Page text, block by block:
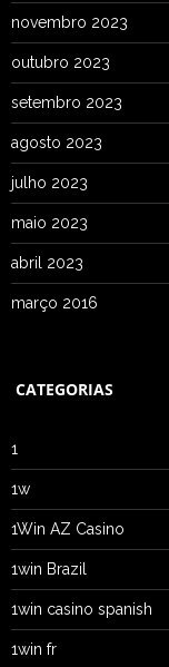
novembro 2023
outubro 2023
setembro 2023
agosto 2023
julho 2023
maio 2023
abril 2023
março 2016
CATEGORIAS
1
1w
1Win AZ Casino
1win Brazil
1win casino spanish
1win fr